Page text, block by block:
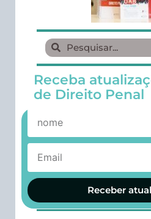
Receba
de Direito Penal
Receber